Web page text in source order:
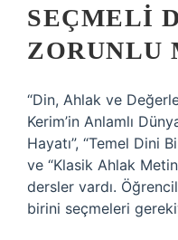
SEÇMELI
ZORUNLU
“Din, Ahlak ve
Kerim’in Anlamlı
Hayatı”, “Temel Dini
ve “Klasik Ahlak
dersler vardı.
birini seçmeleri